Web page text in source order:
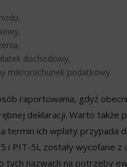
dochodowy,
mikrorachunek podatkowy.
raportowania, gdyż
deklaracji. Warto także
termin ich wpłaty przypada
i PIT-5L zostały wycofane
tych nazwach na potrzeby